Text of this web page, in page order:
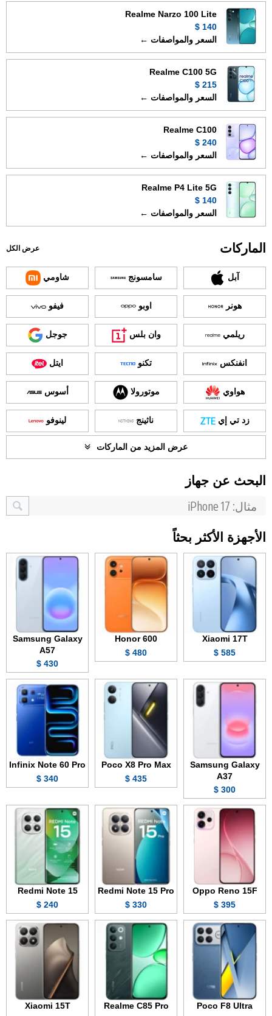
Realme Narzo 100 Lite
140 $
السعر والمواصفات ←
Realme C100 5G
215 $
السعر والمواصفات ←
Realme C100
240 $
السعر والمواصفات ←
Realme P4 Lite 5G
140 $
السعر والمواصفات ←
الماركات عرض الكل
آبل سامسونج شاومي
هونر اوبو فيفو
ريلمي وان بلس جوجل
انفنكس تكنو ايتل
هواوي موتورولا أسوس
زد تي إي ناثينج لينوفو
عرض المزيد من الماركات
البحث عن جهاز
الأجهزة الأكثر بحثاً
Xiaomi 17T
585 $
Honor 600
480 $
Samsung Galaxy
A57
430 $
Samsung Galaxy
A37
300 $
Poco X8 Pro Max
435 $
Infinix Note 60 Pro
340 $
Oppo Reno 15F
395 $
Redmi Note 15 Pro
330 $
Redmi Note 15
240 $
Poco F8 Ultra
Realme C85 Pro
Xiaomi 15T